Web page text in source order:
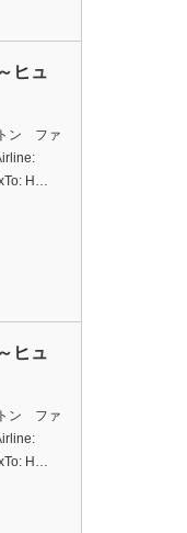
ヒュ
ン ファ
H…
ヒュ
ン ファ
H…